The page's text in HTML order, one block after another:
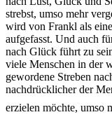
strebst, umso mehr
wird von Frankl als
aufgefasst. Und auch
nach Glück führt zu
viele Menschen in der
gewordene Streben
nachdrücklicher der
erzielen möchte, umso